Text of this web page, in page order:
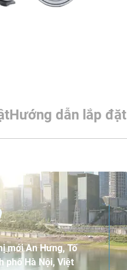
Hướng dẫn lắp đặt
mới An Hưng, Tố
phố Hà Nội, Việt